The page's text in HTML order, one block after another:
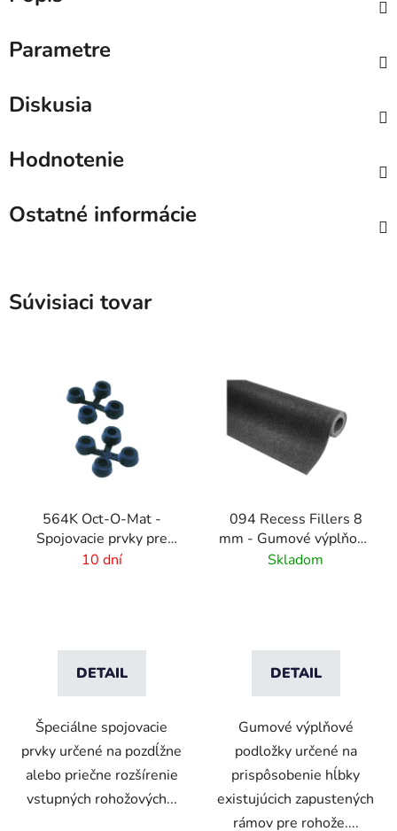
Parametre
Diskusia
Hodnotenie
Ostatné informácie
Súvisiaci tovar
564K Oct-O-Mat -
Spojovacie prvky pre
rohožové systémy
10 dní
DETAIL
Špeciálne spojovacie
prvky určené na pozdĺžne
alebo priečne rozšírenie
vstupných rohožových...
094 Recess Fillers 8
mm - Gumové výplňové
podložky
Skladom
DETAIL
Gumové výplňové
podložky určené na
prispôsobenie hĺbky
existujúcich zapustených
rámov pre rohože....